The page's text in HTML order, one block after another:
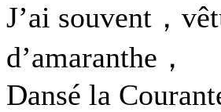
J’ai souvent，
d’amaranthe，
Dansé la